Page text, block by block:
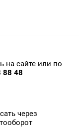
на сайте или по
88 48
через